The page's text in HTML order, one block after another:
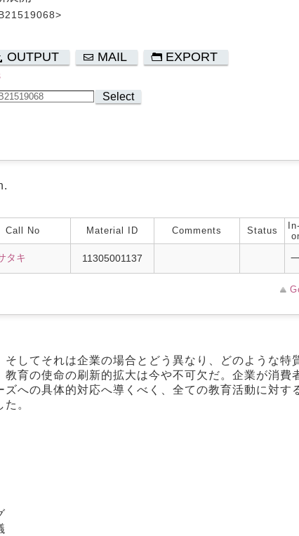
OUTPUT MAIL EXPORT
Select
Call No Material ID Comments Status
タキ 11305001137
してそれは企業の場合とどう異なり、どのような特
育の使命の刷新的拡大は今や不可欠だ。企業が消費
への具体的対応へ導くべく、全ての教育活動に対す
。